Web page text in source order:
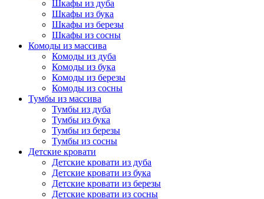
Шкафы из дуба
Шкафы из бука
Шкафы из березы
Шкафы из сосны
Комоды из массива
Комоды из дуба
Комоды из бука
Комоды из березы
Комоды из сосны
Тумбы из массива
Тумбы из дуба
Тумбы из бука
Тумбы из березы
Тумбы из сосны
Детские кровати
Детские кровати из дуба
Детские кровати из бука
Детские кровати из березы
Детские кровати из сосны